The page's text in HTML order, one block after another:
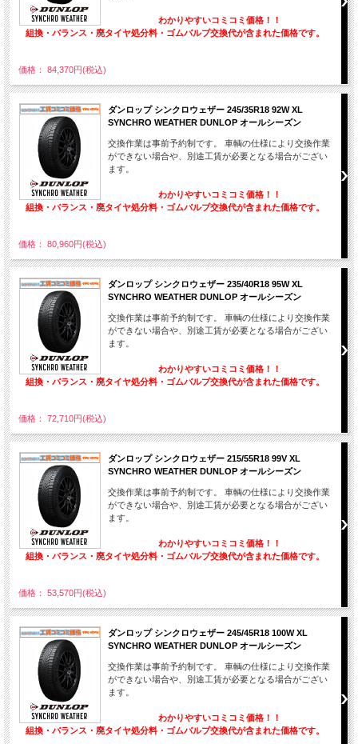
わかりやすいコミコミ価格！！
組換・バランス・廃タイヤ処分料・ゴムバルブ交換代が含まれた価格です。
価格： 84,370円(税込)
ダンロップ シンクロウェザー 245/35R18 92W XL
SYNCHRO WEATHER DUNLOP オールシーズン
交換作業は事前予約制です。 車輌の仕様により交換作業
ができない場合や、別途工賃が必要となる場合がござい
ます。
わかりやすいコミコミ価格！！
組換・バランス・廃タイヤ処分料・ゴムバルブ交換代が含まれた価格です。
価格： 80,960円(税込)
ダンロップ シンクロウェザー 235/40R18 95W XL
SYNCHRO WEATHER DUNLOP オールシーズン
交換作業は事前予約制です。 車輌の仕様により交換作業
ができない場合や、別途工賃が必要となる場合がござい
ます。
わかりやすいコミコミ価格！！
組換・バランス・廃タイヤ処分料・ゴムバルブ交換代が含まれた価格です。
価格： 72,710円(税込)
ダンロップ シンクロウェザー 215/55R18 99V XL
SYNCHRO WEATHER DUNLOP オールシーズン
交換作業は事前予約制です。 車輌の仕様により交換作業
ができない場合や、別途工賃が必要となる場合がござい
ます。
わかりやすいコミコミ価格！！
組換・バランス・廃タイヤ処分料・ゴムバルブ交換代が含まれた価格です。
価格： 53,570円(税込)
ダンロップ シンクロウェザー 245/45R18 100W XL
SYNCHRO WEATHER DUNLOP オールシーズン
交換作業は事前予約制です。 車輌の仕様により交換作業
ができない場合や、別途工賃が必要となる場合がござい
ます。
わかりやすいコミコミ価格！！
組換・バランス・廃タイヤ処分料・ゴムバルブ交換代が含まれた価格です。